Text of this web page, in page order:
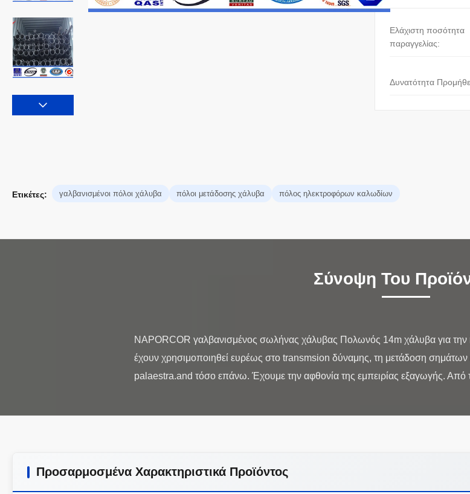
Ελάχιστη ποσότητα
παραγγελίας:
Δυνατότητα
Ετικέτες: γαλβανισμένοι πόλοι χάλυβα πόλοι μετάδοσης χάλυβα πόλος ηλεκτροφόρων καλωδίων
Σύνοψη Του
NAPORCOR γαλβανισμένος σωλήνας χάλυβας Πολωνός 14m χάλυβα για την
έχουν χρησιμοποιηθεί ευρέως στο transmsion δύναμης, τη μετάδοση σημάτων
Προσαρμοσμένα Χαρακτηριστικά Προϊόντος